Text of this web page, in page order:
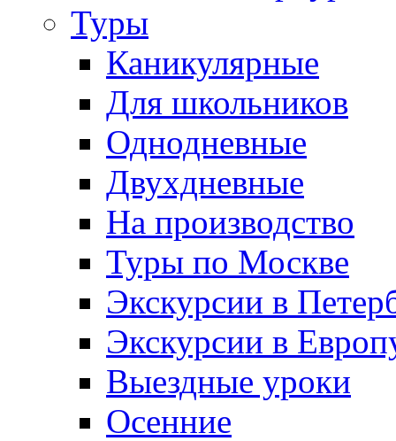
Туры
Каникулярные
Для школьников
Однодневные
Двухдневные
На производство
Туры по Москве
Экскурсии в
Экскурсии в
Выездные уроки
Осенние